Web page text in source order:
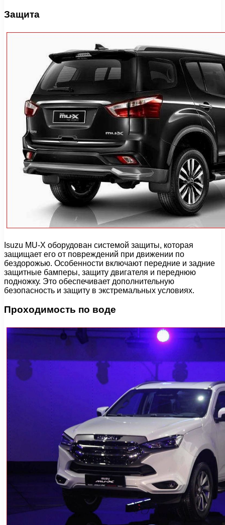
Защита
Isuzu MU-X оборудован системой защиты, которая
защищает его от повреждений при движении по
бездорожью. Особенности включают передние и задние
защитные бамперы, защиту двигателя и переднюю
подножку. Это обеспечивает дополнительную
безопасность и защиту в экстремальных условиях.
Проходимость по воде